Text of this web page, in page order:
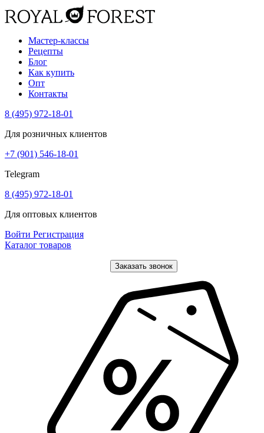
Мастер-классы
Рецепты
Блог
Как купить
Опт
Контакты
8 (495) 972-18-01
Для розничных клиентов
+7 (901) 546-18-01
Telegram
8 (495) 972-18-01
Для оптовых клиентов
Войти Регистрация
Каталог товаров
Заказать звонок